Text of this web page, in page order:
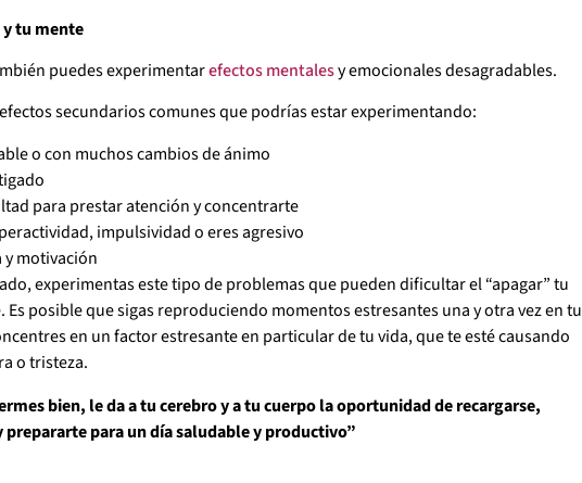
y tu mente
puedes experimentarefectos mentalesy emocionales desagradables.
secundarios comunes que podrías estar experimentando:
o con muchos cambios de ánimo
para prestar atención y concentrarte
impulsividad o eres agresivo
y motivación
experimentas este tipo de problemas que pueden dificultar el “apagar” tu
posible que sigas reproduciendo momentos estresantes una y otra vez en tu
en un factor estresante en particular de tu vida, que te esté causando
o tristeza.
bien, le da a tu cerebro y a tu cuerpo la oportunidad de recargarse,
prepararte para un día saludable y productivo”